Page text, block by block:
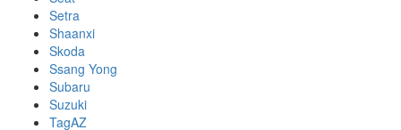
Setra
Shaanxi
Skoda
Ssang Yong
Subaru
Suzuki
TagAZ